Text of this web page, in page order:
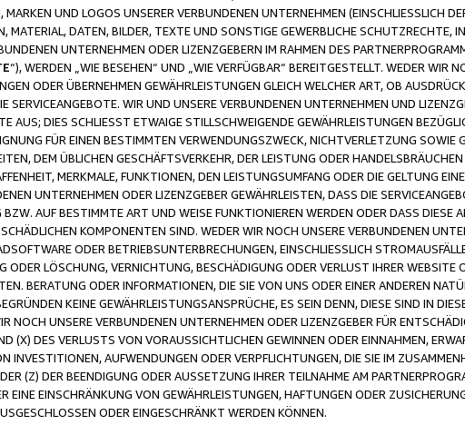
UND LOGOS UNSERER VERBUNDENEN UNTERNEHMEN (EINSCHLIESSLICH
DATEN, BILDER, TEXTE UND SONSTIGE GEWERBLICHE SCHUTZRECHTE,
UNTERNEHMEN ODER LIZENZGEBERN IM RAHMEN DES
“), WERDEN „WIE BESEHEN“ UND „WIE VERFÜGBAR“ BEREITGESTELLT. WEDER WIR
ODER ÜBERNEHMEN GEWÄHRLEISTUNGEN GLEICH WELCHER ART, OB
SERVICEANGEBOTE. WIR UND UNSERE VERBUNDENEN UNTERNEHMEN UND
AUS; DIES SCHLIESST ETWAIGE STILLSCHWEIGENDE GEWÄHRLEISTUNGEN
FÜR EINEN BESTIMMTEN VERWENDUNGSZWECK, NICHTVERLETZUNG SOWIE
DEM ÜBLICHEN GESCHÄFTSVERKEHR, DER LEISTUNG ODER
MERKMALE, FUNKTIONEN, DEN LEISTUNGSUMFANG ODER DIE GELTUNG
UNTERNEHMEN ODER LIZENZGEBER GEWÄHRLEISTEN, DASS DIE
AUF BESTIMMTE ART UND WEISE FUNKTIONIEREN WERDEN ODER DASS DIESE
KOMPONENTEN SIND. WEDER WIR NOCH UNSERE VERBUNDENEN
ODER BETRIEBSUNTERBRECHUNGEN, EINSCHLIESSLICH
ODER LÖSCHUNG, VERNICHTUNG, BESCHÄDIGUNG ODER VERLUST IHRER WEBSITE
BERATUNG ODER INFORMATIONEN, DIE SIE VON UNS ODER EINER ANDEREN
KEINE GEWÄHRLEISTUNGSANSPRÜCHE, ES SEIN DENN, DIESE SIND IN
NOCH UNSERE VERBUNDENEN UNTERNEHMEN ODER LIZENZGEBER FÜR
(X) DES VERLUSTS VON VORAUSSICHTLICHEN GEWINNEN ODER EINNAHMEN,
INVESTITIONEN, AUFWENDUNGEN ODER VERPFLICHTUNGEN, DIE SIE IM
(Z) DER BEENDIGUNG ODER AUSSETZUNG IHRER TEILNAHME AM
EINE EINSCHRÄNKUNG VON GEWÄHRLEISTUNGEN, HAFTUNGEN ODER
ODER EINGESCHRÄNKT WERDEN KÖNNEN.